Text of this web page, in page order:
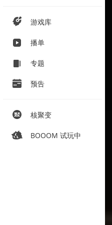
游戏库
播单
专题
预告
核聚变
BOOOM 试玩中